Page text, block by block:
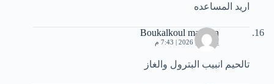
اريد المساعده
Boukalkoul marwan
يونيو 22, 2026 | 7:43 م
تالحيم انبيب البترول والغاز